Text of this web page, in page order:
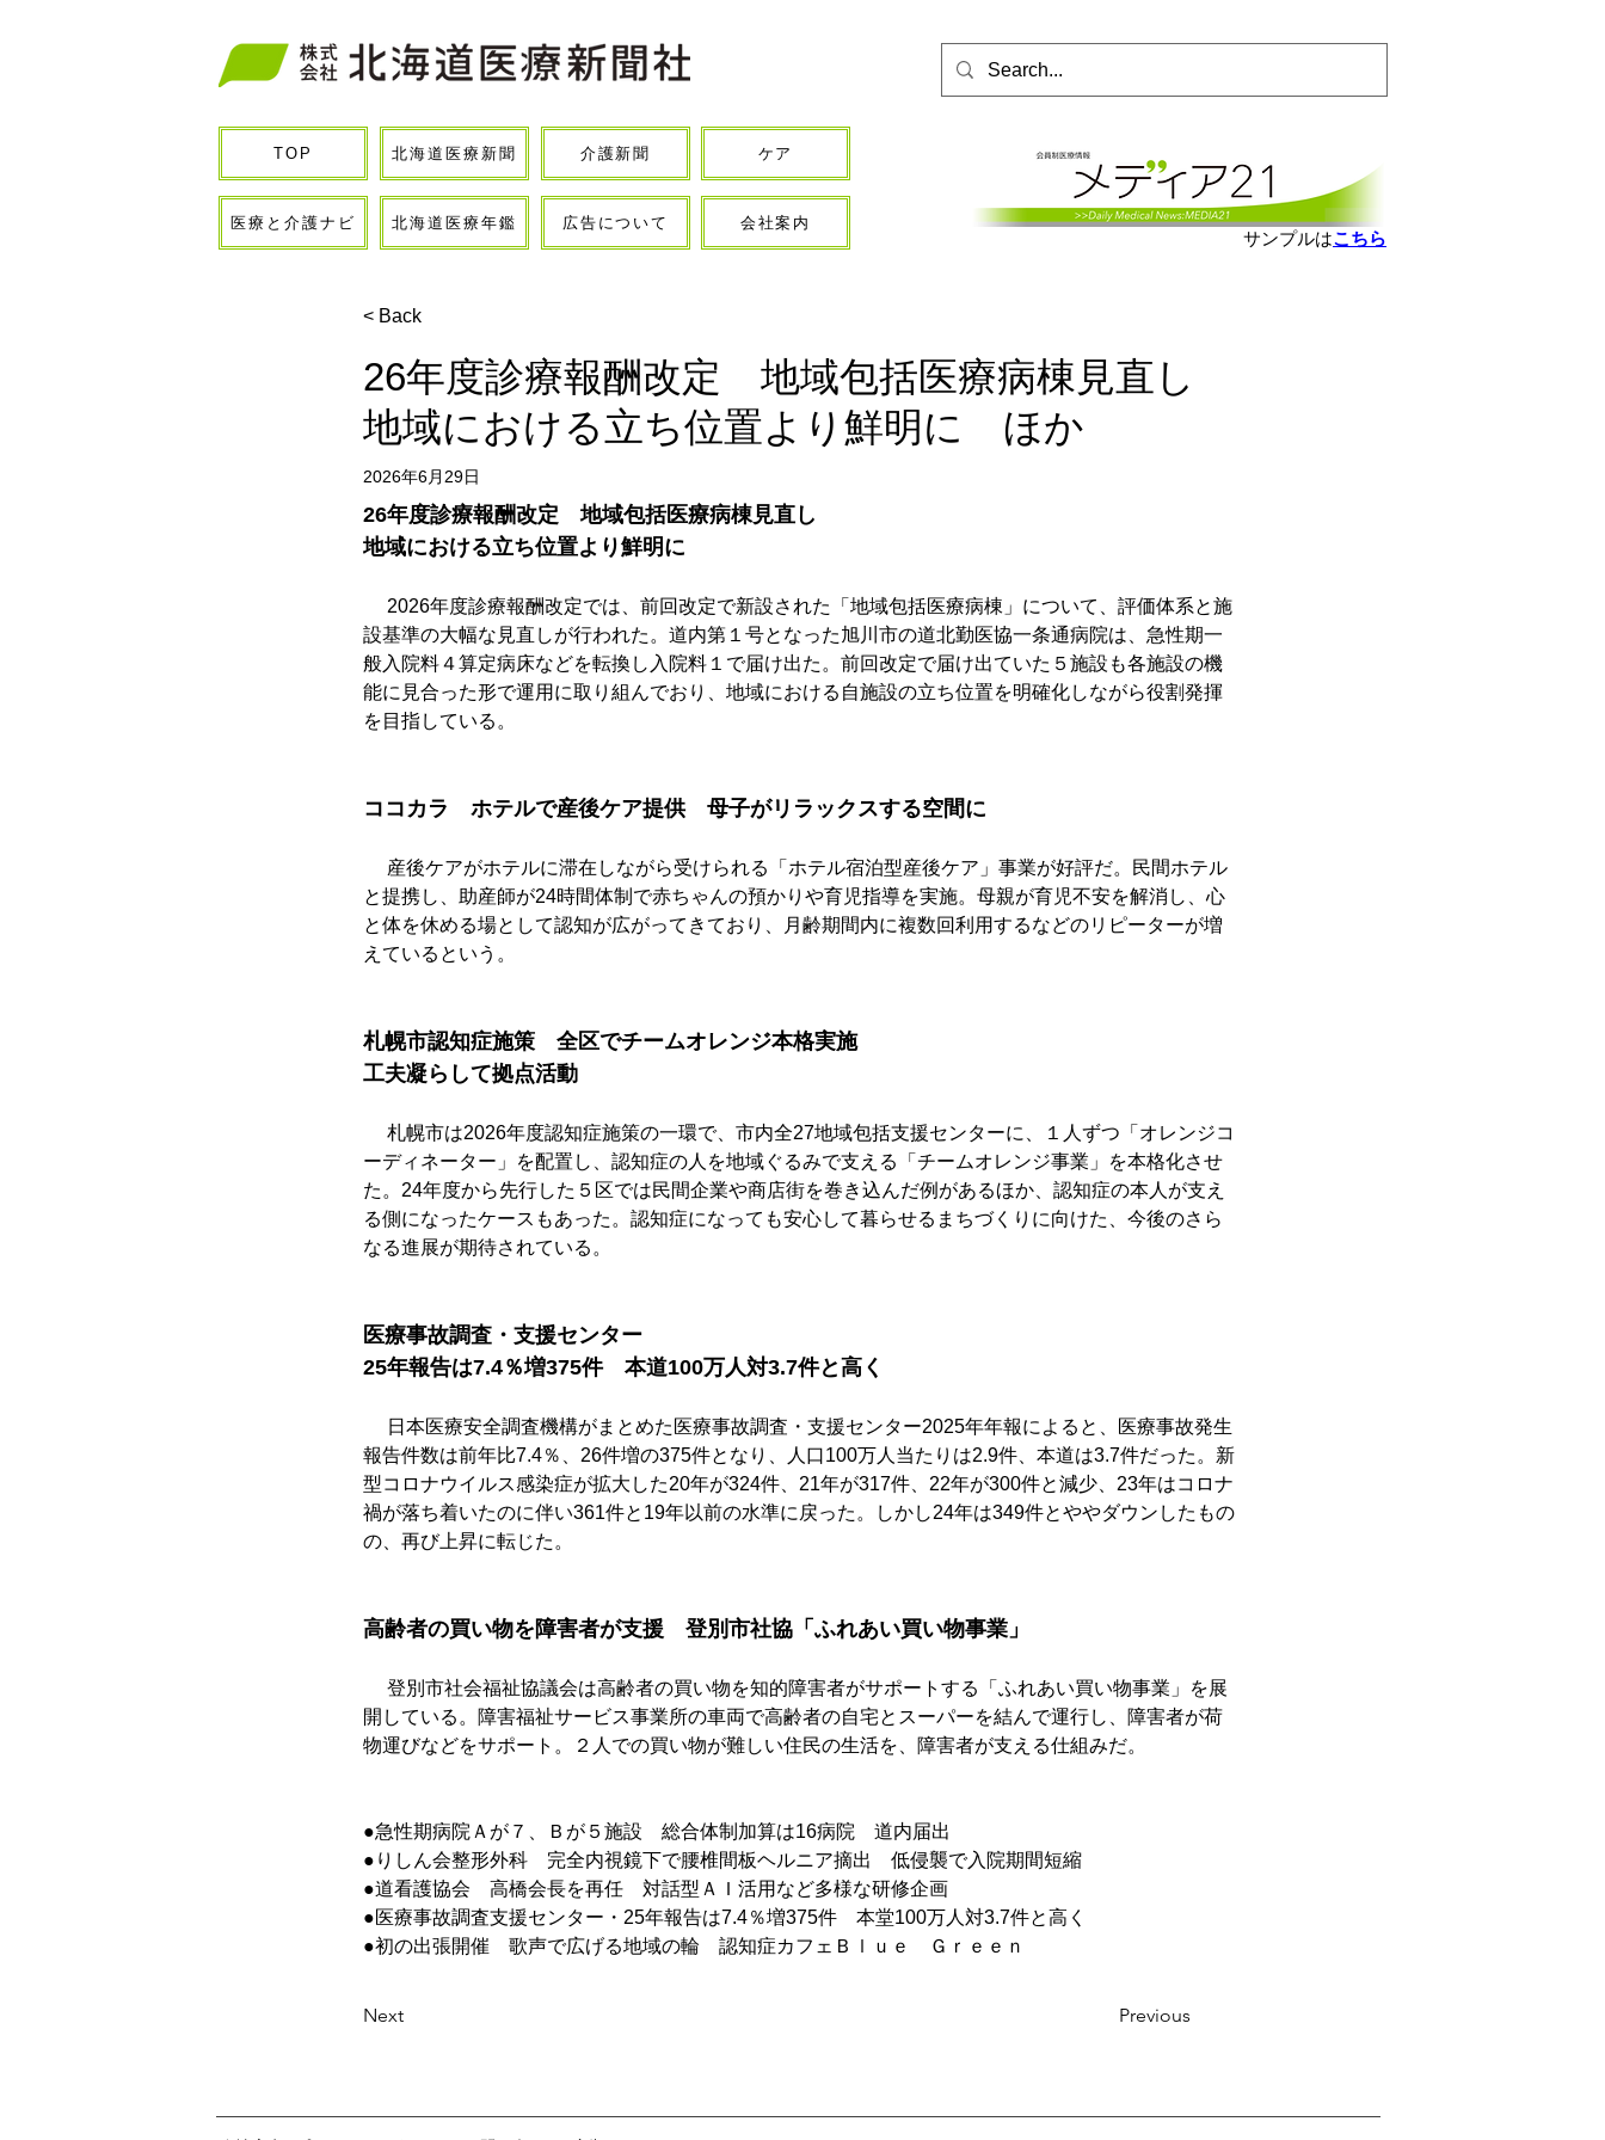
TOP 北海道医療新聞 介護新聞 ケア
医療と介護ナビ 北海道医療年鑑 広告について 会社案内
サンプルはこちら
< Back
26年度診療報酬改定 地域包括医療病棟見直し
地域における立ち位置より鮮明に ほか
2026年6月29日
26年度診療報酬改定　地域包括医療病棟見直し
地域における立ち位置より鮮明に
2026年度診療報酬改定では、前回改定で新設された「地域包括医療病棟」について、評価体系と施
設基準の大幅な見直しが行われた。道内第１号となった旭川市の道北勤医協一条通病院は、急性期一
般入院料４算定病床などを転換し入院料１で届け出た。前回改定で届け出ていた５施設も各施設の機
能に見合った形で運用に取り組んでおり、地域における自施設の立ち位置を明確化しながら役割発揮
を目指している。
ココカラ　ホテルで産後ケア提供　母子がリラックスする空間に
産後ケアがホテルに滞在しながら受けられる「ホテル宿泊型産後ケア」事業が好評だ。民間ホテル
と提携し、助産師が24時間体制で赤ちゃんの預かりや育児指導を実施。母親が育児不安を解消し、心
と体を休める場として認知が広がってきており、月齢期間内に複数回利用するなどのリピーターが増
えているという。
札幌市認知症施策　全区でチームオレンジ本格実施
工夫凝らして拠点活動
札幌市は2026年度認知症施策の一環で、市内全27地域包括支援センターに、１人ずつ「オレンジコ
ーディネーター」を配置し、認知症の人を地域ぐるみで支える「チームオレンジ事業」を本格化させ
た。24年度から先行した５区では民間企業や商店街を巻き込んだ例があるほか、認知症の本人が支え
る側になったケースもあった。認知症になっても安心して暮らせるまちづくりに向けた、今後のさら
なる進展が期待されている。
医療事故調査・支援センター
25年報告は7.4％増375件　本道100万人対3.7件と高く
日本医療安全調査機構がまとめた医療事故調査・支援センター2025年年報によると、医療事故発生
報告件数は前年比7.4％、26件増の375件となり、人口100万人当たりは2.9件、本道は3.7件だった。新
型コロナウイルス感染症が拡大した20年が324件、21年が317件、22年が300件と減少、23年はコロナ
禍が落ち着いたのに伴い361件と19年以前の水準に戻った。しかし24年は349件とややダウンしたもの
の、再び上昇に転じた。
高齢者の買い物を障害者が支援　登別市社協「ふれあい買い物事業」
登別市社会福祉協議会は高齢者の買い物を知的障害者がサポートする「ふれあい買い物事業」を展
開している。障害福祉サービス事業所の車両で高齢者の自宅とスーパーを結んで運行し、障害者が荷
物運びなどをサポート。２人での買い物が難しい住民の生活を、障害者が支える仕組みだ。
●急性期病院Ａが７、Ｂが５施設　総合体制加算は16病院　道内届出
●りしん会整形外科　完全内視鏡下で腰椎間板ヘルニア摘出　低侵襲で入院期間短縮
●道看護協会　高橋会長を再任　対話型ＡＩ活用など多様な研修企画
●医療事故調査支援センター・25年報告は7.4％増375件　本堂100万人対3.7件と高く
●初の出張開催　歌声で広げる地域の輪　認知症カフェＢｌｕｅ　Ｇｒｅｅｎ
Next Previous